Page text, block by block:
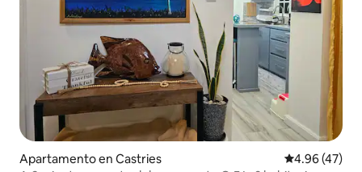
Apartamento en Castries Calificación
4.96 (47)